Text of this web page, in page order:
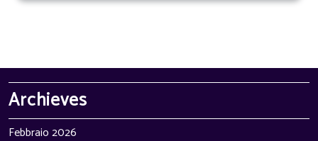
Archieves
Febbraio 2026